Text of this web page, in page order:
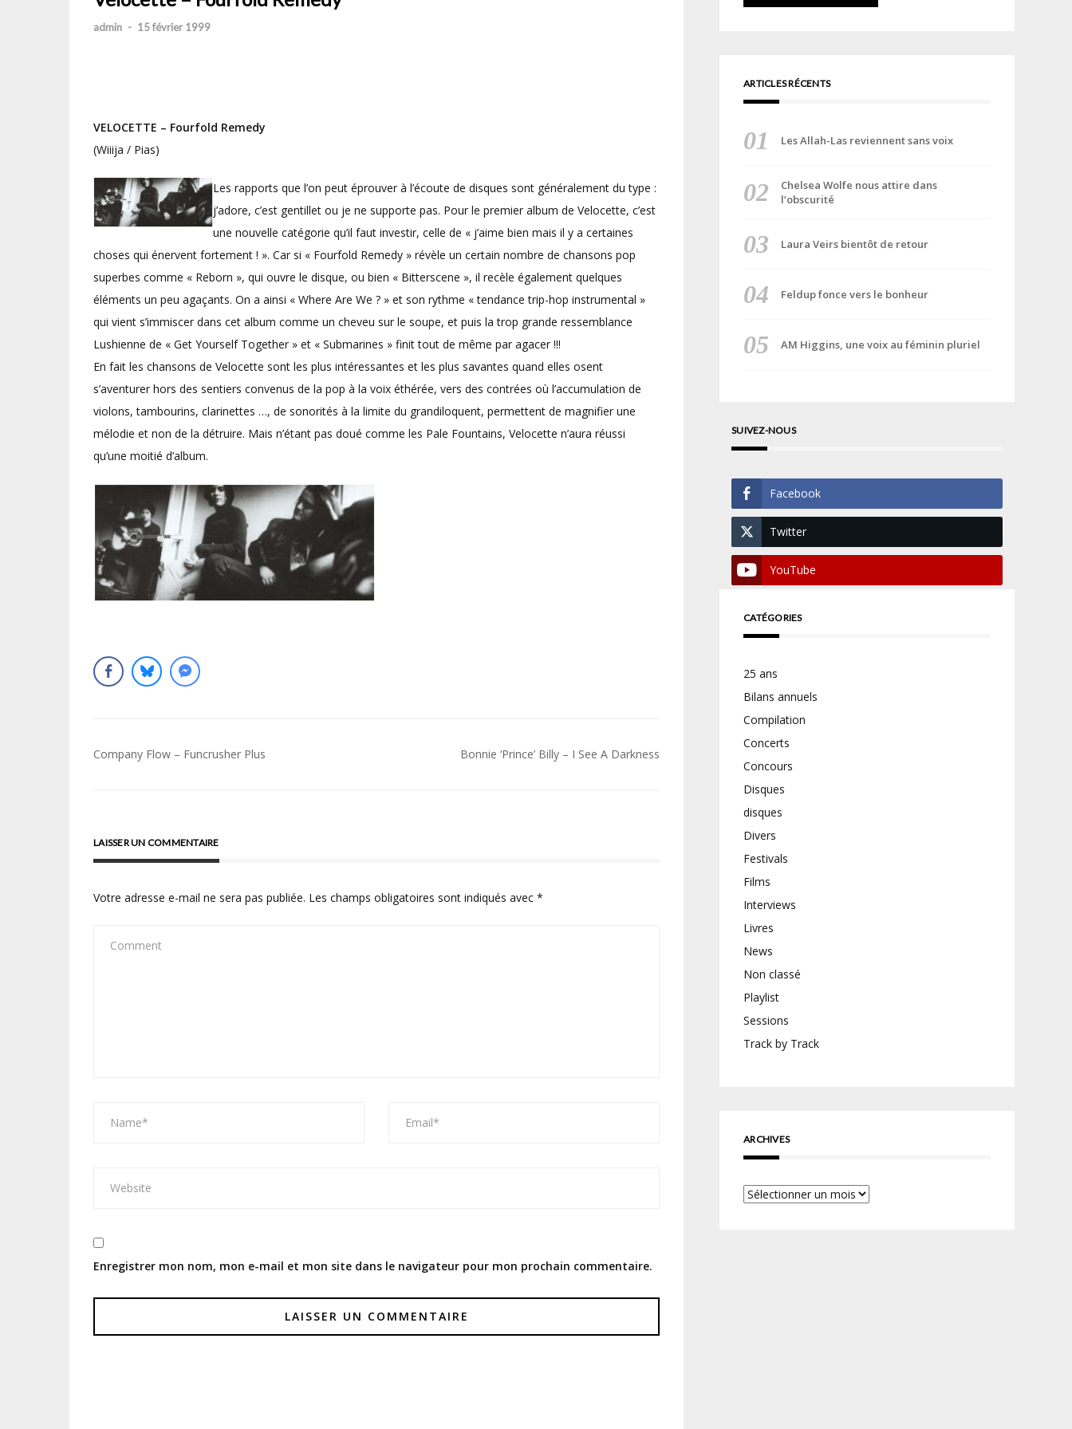
admin - 15 février 1999
VELOCETTE – Fourfold Remedy
(Wiiija / Pias)
Les rapports que l’on peut éprouver à l’écoute de disques sont généralement du type :
j’adore, c’est gentillet ou je ne supporte pas. Pour le premier album de Velocette, c’est
une nouvelle catégorie qu’il faut investir, celle de « j’aime bien mais il y a certaines
choses qui énervent fortement ! ». Car si « Fourfold Remedy » révèle un certain nombre de chansons pop
superbes comme « Reborn », qui ouvre le disque, ou bien « Bitterscene », il recèle également quelques
éléments un peu agaçants. On a ainsi « Where Are We ? » et son rythme « tendance trip-hop instrumental »
qui vient s’immiscer dans cet album comme un cheveu sur le soupe, et puis la trop grande ressemblance
Lushienne de « Get Yourself Together » et « Submarines » finit tout de même par agacer !!!
En fait les chansons de Velocette sont les plus intéressantes et les plus savantes quand elles osent
s’aventurer hors des sentiers convenus de la pop à la voix éthérée, vers des contrées où l’accumulation de
violons, tambourins, clarinettes …, de sonorités à la limite du grandiloquent, permettent de magnifier une
mélodie et non de la détruire. Mais n’étant pas doué comme les Pale Fountains, Velocette n’aura réussi
qu’une moitié d’album.
Navigation
Company Flow – Funcrusher Plus Bonnie ‘Prince’ Billy – I See A Darkness
LAISSER UN COMMENTAIRE
Votre adresse e-mail ne sera pas publiée. Les champs obligatoires sont indiqués avec *
Enregistrer mon nom, mon e-mail et mon site dans le navigateur pour mon prochain commentaire.
ARTICLES RÉCENTS
Les Allah-Las reviennent sans voix
Chelsea Wolfe nous attire dans
l’obscurité
Laura Veirs bientôt de retour
Feldup fonce vers le bonheur
AM Higgins, une voix au féminin pluriel
SUIVEZ-NOUS
Facebook
Twitter
YouTube
CATÉGORIES
25 ans
Bilans annuels
Compilation
Concerts
Concours
Disques
disques
Divers
Festivals
Films
Interviews
Livres
News
Non classé
Playlist
Sessions
Track by Track
ARCHIVES
Archives